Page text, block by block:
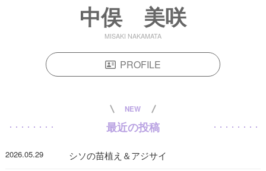
中俣 美咲
MISAKI NAKAMATA
PROFILE
NEW
最近の投稿
2026.05.29 シソの苗植え＆アジサイ